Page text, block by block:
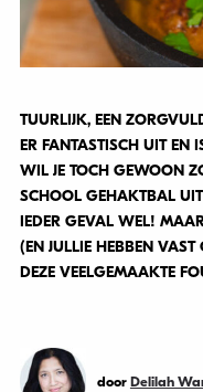
TUURLIJK, EEN
ER FANTASTISCH UIT EN
WIL JE TOCH GEWOON
SCHOOL GEHAKTBAL
IEDER GEVAL WEL!
(EN JULLIE HEBBEN
DEZE VEELGEMAAKTE
door Delilah